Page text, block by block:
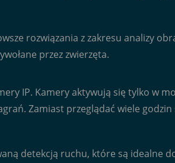
rozwiązania z zakresu analizy
przez zwierzęta.
IP. Kamery aktywują się tylko w
Zamiast przeglądać wiele
detekcją ruchu, które są idealne